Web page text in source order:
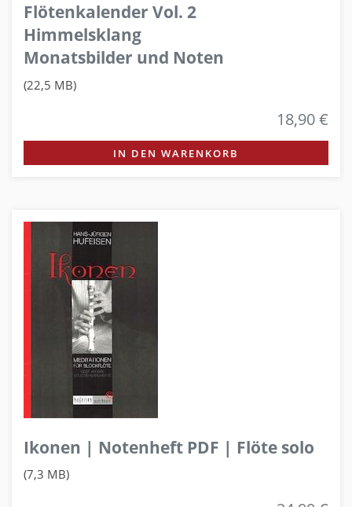
Flötenkalender Vol. 2
Himmelsklang
Monatsbilder und Noten
(22,5 MB)
18,90 €
IN DEN WARENKORB
Ikonen | Notenheft PDF | Flöte solo
(7,3 MB)